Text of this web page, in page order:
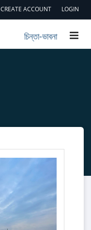
CREATE ACCOUNT LOGIN
চিন্তা-ভাবনা